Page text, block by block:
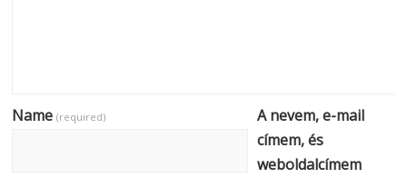
Name(required)
A nevem, e-mail
címem, és
weboldalcímem